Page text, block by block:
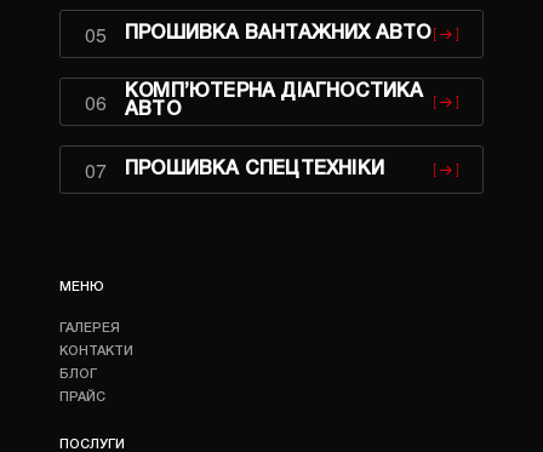
05 ПРОШИВКА ВАНТАЖНИХ АВТО
06
КОМП’ЮТЕРНА ДІАГНОСТИКА
АВТО
07 ПРОШИВКА СПЕЦТЕХНІКИ
ПОСЛУГИ
МЕНЮ
ГАЛЕРЕЯ
КОНТАКТИ
БЛОГ
ПРАЙС